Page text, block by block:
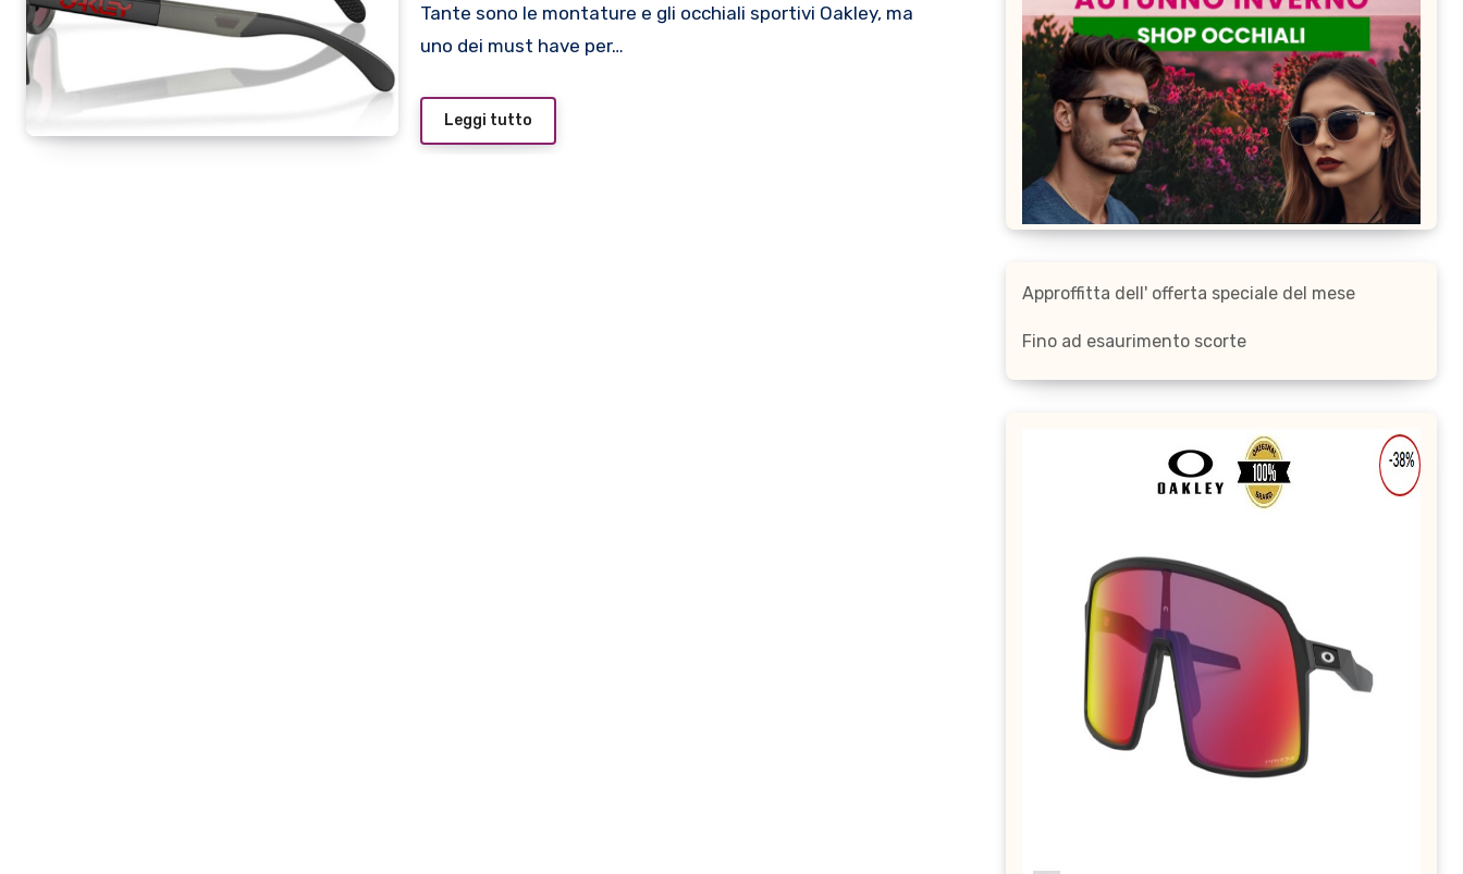
Tante sono le montature e gli occhiali sportivi Oakley, ma
uno dei must have per…
Leggi tutto
Approffitta dell' offerta speciale del mese
Fino ad esaurimento scorte